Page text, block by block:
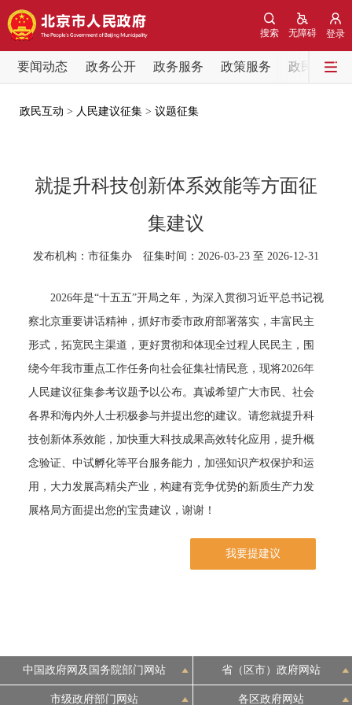
登录
无障碍
搜索
要闻动态 政务公开 政务服务 政策服务 政民互动
要闻动态
各区热点
政策兑现 政策解读 回应关切
决策公开 专题公开
政务服务
个人服务 法人服务 部门服务
便民服务 利企服务
参与调查 在线访谈 图说互动
政民互动 > 人民建议征集 > 议题征集
就提升科技创新体系效能等方面征
集建议
发布机构：市征集办 征集时间：2026-03-23 至 2026-12-31
2026年是“十五五”开局之年，为深入贯彻习近平总书记视
察北京重要讲话精神，抓好市委市政府部署落实，丰富民主
形式，拓宽民主渠道，更好贯彻和体现全过程人民民主，围
绕今年我市重点工作任务向社会征集社情民意，现将2026年
人民建议征集参考议题予以公布。真诚希望广大市民、社会
各界和海内外人士积极参与并提出您的建议。请您就提升科
技创新体系效能，加快重大科技成果高效转化应用，提升概
念验证、中试孵化等平台服务能力，加强知识产权保护和运
用，大力发展高精尖产业，构建有竞争优势的新质生产力发
展格局方面提出您的宝贵建议，谢谢！
我要提建议
中国政府网及国务院部门网站 省（区市）政府网站
市级政府部门网站 各区政府网站